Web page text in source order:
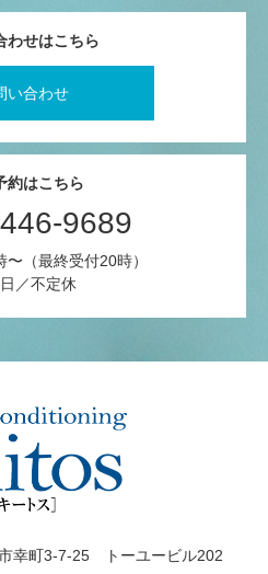
わせはこちら
い合わせ
約はこちら
9689
（最終受付20時）
／不定休
幸町3-7-25 トーユービル202